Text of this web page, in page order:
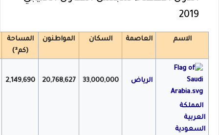
2019
الاسم العاصمة السكان المواطنون
المساحة
(كم²)
المملكة
العربية
السعودية
الرياض 33,000,000
20,768,627
2,149,690